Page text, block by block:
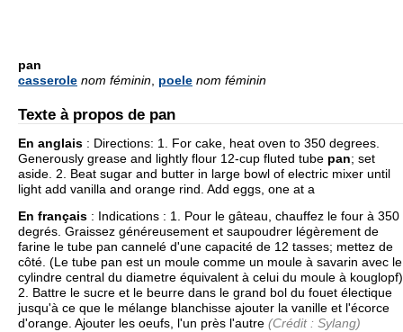
pan
casserole nom féminin poele nom féminin
Texte à propos de pan
En anglais : Directions: 1. For cake, heat oven to 350 degrees.
Generously grease and lightly flour 12-cup fluted tube pan; set
aside. 2. Beat sugar and butter in large bowl of electric mixer until
light add vanilla and orange rind. Add eggs, one at a
En français : Indications : 1. Pour le gâteau, chauffez le four à 350
degrés. Graissez généreusement et saupoudrer légèrement de
farine le tube pan cannelé d'une capacité de 12 tasses; mettez de
côté. (Le tube pan est un moule comme un moule à savarin avec le
cylindre central du diametre équivalent à celui du moule à kouglopf)
2. Battre le sucre et le beurre dans le grand bol du fouet électique
jusqu'à ce que le mélange blanchisse ajouter la vanille et l'écorce
d'orange. Ajouter les oeufs, l'un près l'autre (Crédit : Sylang)